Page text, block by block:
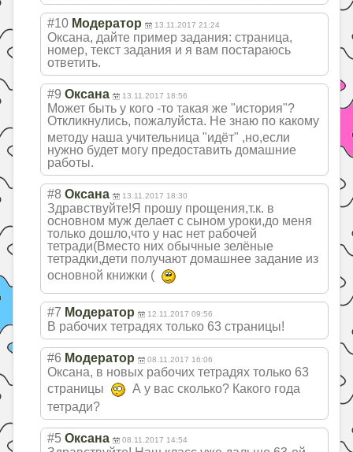
#10 Модератор 13.11.2017 21:24
Оксана, дайте пример задания: страница,
номер, текст задания и я вам постараюсь
ответить.
#9 Оксана 13.11.2017 18:56
Может быть у кого -то такая же "история"?
Откликнулись, пожалуйста. Не знаю по какому
методу наша учительница "идёт" ,но,если
нужно будет могу предоставить домашние
работы.
#8 Оксана 13.11.2017 18:30
Здравствуйте!Я прошу прощения,т.к. в
основном муж делает с сыном уроки,до меня
только дошло,что у нас нет рабочей
тетради(Вместо них обычные зелёные
тетрадки,дети получают домашнее задание из
основной книжки (
#7 Модератор 12.11.2017 09:56
В рабочих тетрадях только 63 страницы!
#6 Модератор 08.11.2017 16:06
Оксана, в новых рабочих тетрадях только 63
страницы
А у вас сколько? Какого года
тетради?
#5 Оксана 08.11.2017 14:54